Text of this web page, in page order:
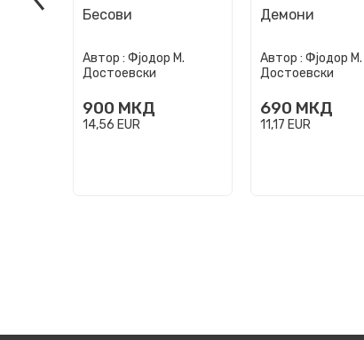
Бесови
Автор : Фјодор М.
Достоевски
900 МКД
14,56 EUR
Демони
Автор : Фјодор М.
Достоевски
690 МКД
11,17 EUR